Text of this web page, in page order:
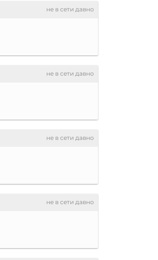
не в сети давно
не в сети давно
не в сети давно
не в сети давно